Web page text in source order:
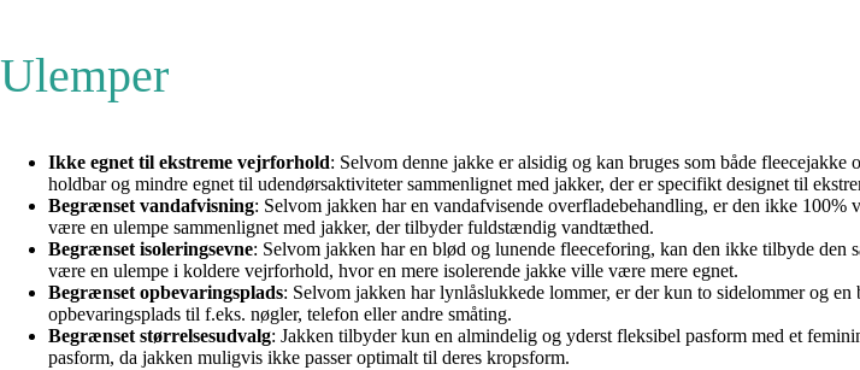
Ulemper
Ikke egnet til ekstreme vejrforhold: Selvom denne jakke er alsidig og kan bruges som både
holdbar og mindre egnet til udendørsaktiviteter sammenlignet med jakker, der er specifikt designet til
Begrænset vandafvisning: Selvom jakken har en vandafvisende overfladebehandling, er den ikke
være en ulempe sammenlignet med jakker, der tilbyder fuldstændig vandtæthed.
Begrænset isoleringsevne: Selvom jakken har en blød og lunende fleeceforing, kan den ikke tilbyde den
være en ulempe i koldere vejrforhold, hvor en mere isolerende jakke ville være mere egnet.
Begrænset opbevaringsplads: Selvom jakken har lynlåslukkede lommer, er der kun to sidelommer og
opbevaringsplads til f.eks. nøgler, telefon eller andre småting.
Begrænset størrelsesudvalg: Jakken tilbyder kun en almindelig og yderst fleksibel pasform med et
pasform, da jakken muligvis ikke passer optimalt til deres kropsform.